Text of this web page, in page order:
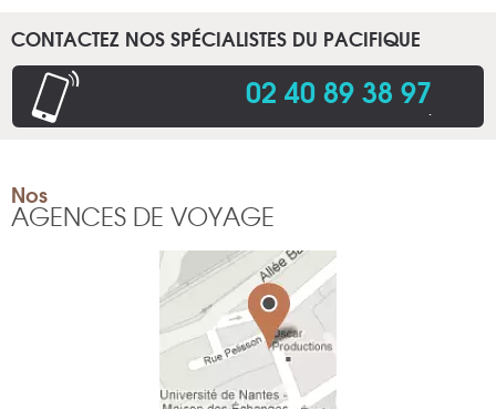
CONTACTEZ NOS SPÉCIALISTES DU PACIFIQUE
02 40 89 38 97.
Nos
AGENCES DE VOYAGE